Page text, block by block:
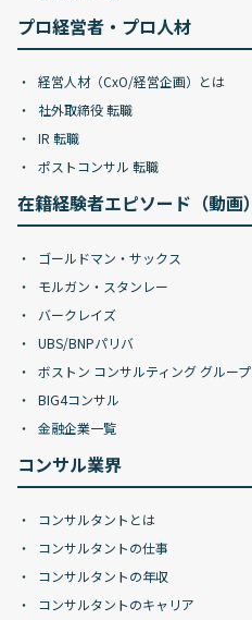
プロ経営者・プロ人材
経営人材（CxO/経営企画）とは
社外取締役 転職
IR 転職
ポストコンサル 転職
在籍経験者エピソード（動画）
ゴールドマン・サックス
モルガン・スタンレー
バークレイズ
UBS/BNPパリバ
ボストン コンサルティング グループ
BIG4コンサル
金融企業一覧
コンサル業界
コンサルタントとは
コンサルタントの仕事
コンサルタントの年収
コンサルタントのキャリア